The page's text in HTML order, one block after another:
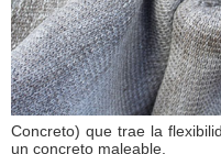
Concreto) que trae la
un concreto maleable.